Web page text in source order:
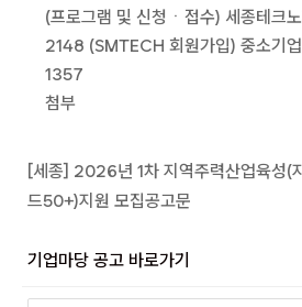
(프로그램 및 신청ㆍ접수) 세종테
2148 (SMTECH 회원가입) 중소기
1357
첨부
[세종] 2026년 1차 지역주력산업육성(
드50+)지원 모집공고문
기업마당 공고 바로가기